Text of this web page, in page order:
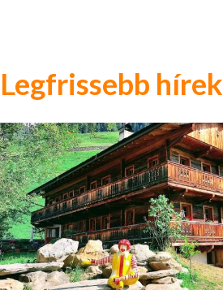
Legfrissebb hírek